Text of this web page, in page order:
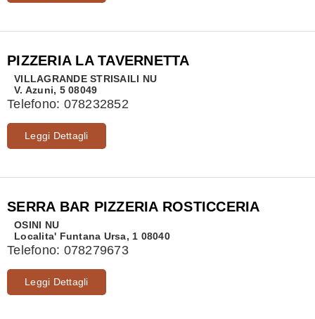
PIZZERIA LA TAVERNETTA
VILLAGRANDE STRISAILI
NU
V. Azuni, 5 08049
Telefono: 078232852
Leggi Dettagli
SERRA BAR PIZZERIA ROSTICCERIA
OSINI
NU
Localita' Funtana Ursa, 1 08040
Telefono: 078279673
Leggi Dettagli